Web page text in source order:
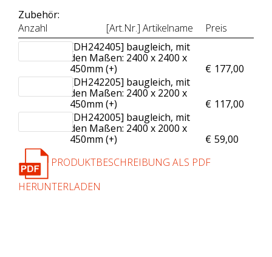
Zubehör:
Anzahl
[Art.Nr.] Artikelname
Preis
[DH242405] baugleich, mit
den Maßen: 2400 x 2400 x
450mm (+
€ 177,00
)
[DH242205] baugleich, mit
den Maßen: 2400 x 2200 x
450mm (+
€ 117,00
)
[DH242005] baugleich, mit
den Maßen: 2400 x 2000 x
450mm (+
€ 59,00
)
PRODUKTBESCHREIBUNG ALS PDF
HERUNTERLADEN